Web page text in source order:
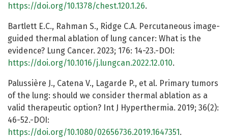
https://doi.org/10.1378/chest.120.1.26.
Bartlett E.C., Rahman S., Ridge C.A. Percutaneous image-
guided thermal ablation of lung cancer: What is the
evidence? Lung Cancer. 2023; 176: 14-23.-DOI:
https://doi.org/10.1016/j.lungcan.2022.12.010.
Palussière J., Catena V., Lagarde P., et al. Primary tumors
of the lung: should we consider thermal ablation as a
valid therapeutic option? Int J Hyperthermia. 2019; 36(2):
46-52.-DOI:
https://doi.org/10.1080/02656736.2019.1647351 .